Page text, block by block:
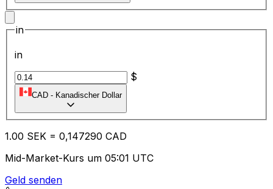
in
in
$
CAD - Kanadischer Dollar
1.00 SEK = 0,147290 CAD
Mid-Market-Kurs um 05:01 UTC
Geld senden